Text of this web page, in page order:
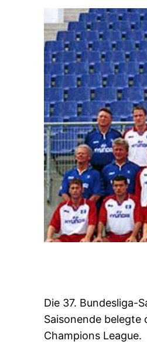
Die 37. Bundesliga-
Saisonende
Champions League.